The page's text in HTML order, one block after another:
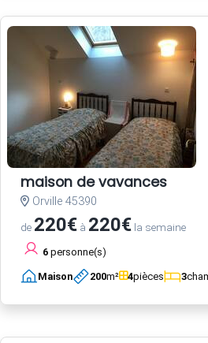
maison de vavances
Orville 45390
de 220€ à 220€ la semaine
6 personne(s)
Maison 200m² 4pièces 3